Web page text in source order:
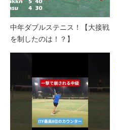
中年ダブルステニス！【大接戦
を制したのは！？】